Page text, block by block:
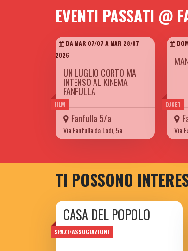
EVENTI PASSATI @
FILM
DA MAR 07/07 A MAR 28/07
2026
UN LUGLIO CORTO MA
INTENSO AL KINEMA
FANFULLA
Fanfulla 5/a
Via Fanfulla da Lodi, 5a
DJSET
Via
TI POSSONO
SPAZI/ASSOCIAZIONI
CASA DEL POPOLO
di Torpignattara